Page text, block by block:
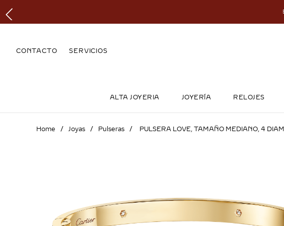
CONTACTO SERVICIOS
ALTA JOYERIA JOYERÍA RELOJES
Joyas Pulseras PULSERA LOVE, TAMAÑO MEDIANO, 4